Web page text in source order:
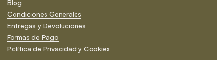
Blog
Condiciones Generales
Entregas y Devoluciones
Formas de Pago
Política de Privacidad y Cookies